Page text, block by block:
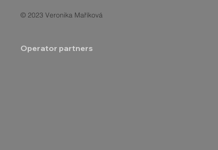
© 2023 Veronika Maříková
Operator partners